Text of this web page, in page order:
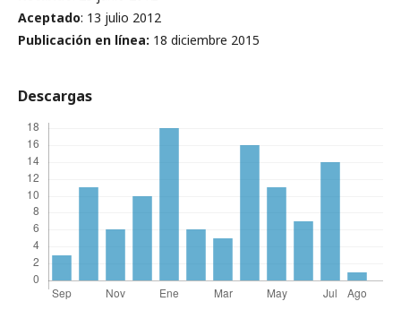
Aceptado: 13 julio 2012
Publicación en línea: 18 diciembre 2015
Descargas